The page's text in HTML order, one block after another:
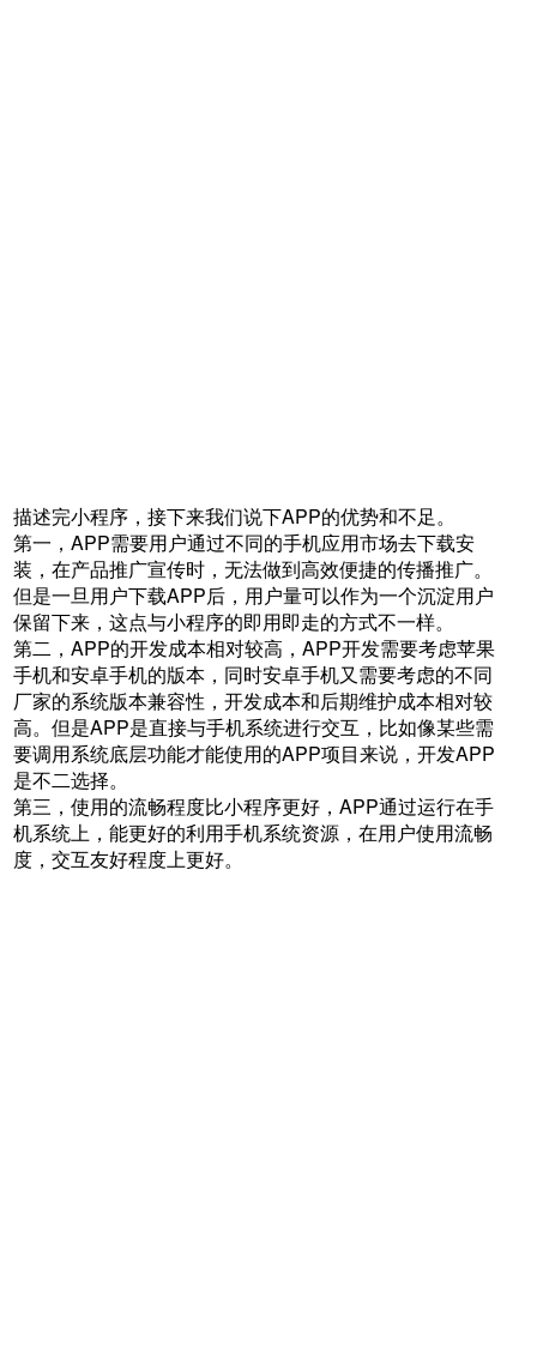
描述完小程序，接下来我们说下APP的优势和不足。
第一，APP需要用户通过不同的手机应用市场去下载安
装，在产品推广宣传时，无法做到高效便捷的传播推广。
但是一旦用户下载APP后，用户量可以作为一个沉淀用户
保留下来，这点与小程序的即用即走的方式不一样。
第二，APP的开发成本相对较高，APP开发需要考虑苹果
手机和安卓手机的版本，同时安卓手机又需要考虑的不同
厂家的系统版本兼容性，开发成本和后期维护成本相对较
高。但是APP是直接与手机系统进行交互，比如像某些需
要调用系统底层功能才能使用的APP项目来说，开发APP
是不二选择。
第三，使用的流畅程度比小程序更好，APP通过运行在手
机系统上，能更好的利用手机系统资源，在用户使用流畅
度，交互友好程度上更好。